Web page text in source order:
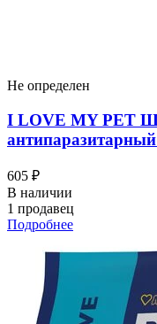
Не определен
I LOVЕ MY PET
605 ₽
В наличии
1 продавец
Подробнее